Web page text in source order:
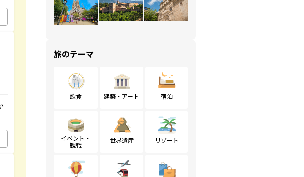
旅のテーマ
飲食 建築・アート 宿泊
イベント・
観戦
世界遺産 リゾート